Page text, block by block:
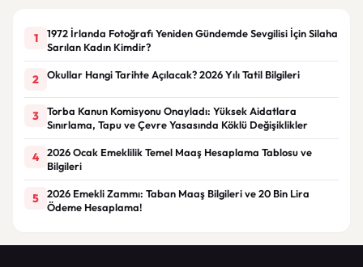
1
1972 İrlanda Fotoğrafı Yeniden Gündemde Sevgilisi İçin Silaha
Sarılan Kadın Kimdir?
2 Okullar Hangi Tarihte Açılacak? 2026 Yılı Tatil Bilgileri
3
Torba Kanun Komisyonu Onayladı: Yüksek Aidatlara
Sınırlama, Tapu ve Çevre Yasasında Köklü Değişiklikler
4
2026 Ocak Emeklilik Temel Maaş Hesaplama Tablosu ve
Bilgileri
5
2026 Emekli Zammı: Taban Maaş Bilgileri ve 20 Bin Lira
Ödeme Hesaplama!